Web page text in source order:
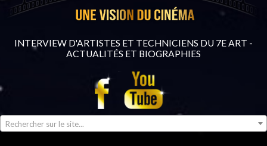
INTERVIEW D'ARTISTES ET TECHNICIENS DU 7E ART -
ACTUALITÉS ET BIOGRAPHIES
Rechercher sur le site...